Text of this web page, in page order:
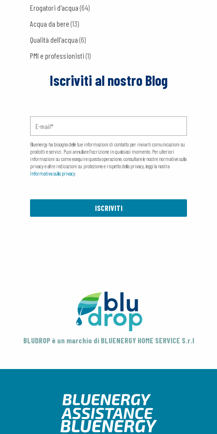
Erogatori d'acqua(64)
Acqua da bere(13)
Qualità dell'acqua(6)
PMI e professionisti(1)
Iscriviti al nostro Blog
Bluenergy ha bisogno delle tue informazioni di contatto per inviarti comunicazioni su
prodotti e servizi. Puoi annullare l'iscrizione in qualsiasi momento. Per ulteriori
informazioni su come eseguire questa operazione, consultare le nostre normative sulla
privacy e altre indicazioni su protezione e rispetto della privacy, leggi la nostra
Informativa sulla privacy
BLUDROP è un marchio di BLUENERGY HOME SERVICE S.r.l